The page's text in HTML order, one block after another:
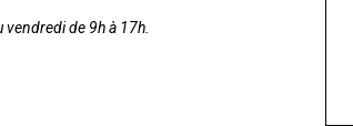
de 9h à 17h.